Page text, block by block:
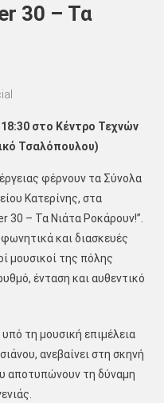
30 – Τα
στο Κέντρο Τεχνών
Τσαλόπουλου)
φέρνουν τα Σύνολα
Κατερίνης, στα
30 – Τα Νιάτα Ροκάρουν!”.
και διασκευές
μουσικοί της πόλης
ένταση και αυθεντικό
τη μουσική επιμέλεια
ανεβαίνει στη σκηνή
αποτυπώνουν τη δύναμη